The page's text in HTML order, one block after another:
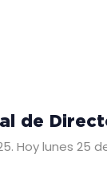
de
Hoy lunes 25